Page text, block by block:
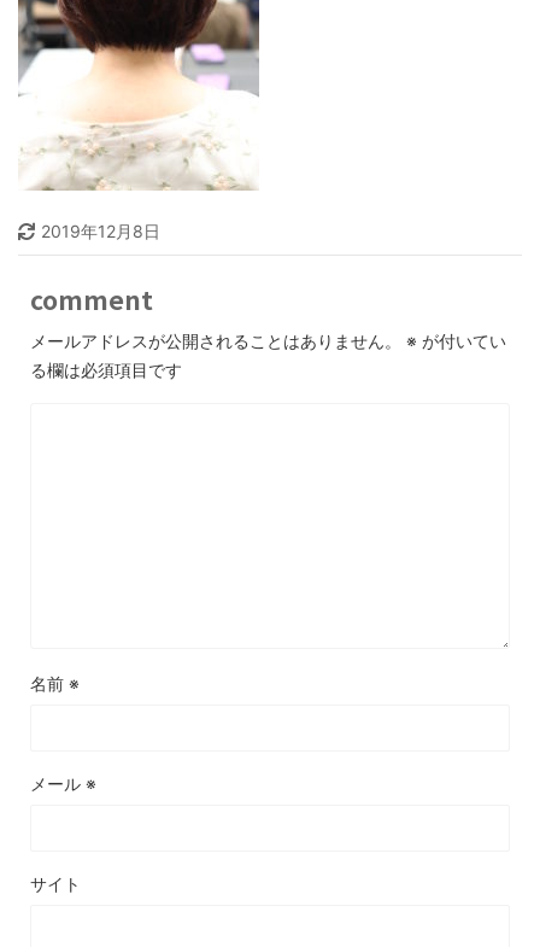
2019年12月8日
comment
メールアドレスが公開されることはありません。 ※ が付いてい
る欄は必須項目です
名前 ※
メール ※
サイト